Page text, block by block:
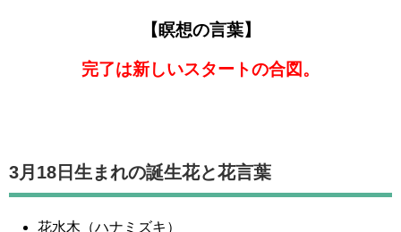
【瞑想の言葉】
完了は新しいスタートの合図。
3月18日生まれの誕生花と花言葉
花水木（ハナミズキ）